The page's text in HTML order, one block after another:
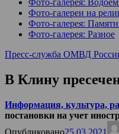
Фото-галерея:
Фото-галереи на
Фото-галерея:
Фото-галерея: Разное
Пресс-служба ОМВД
В Клину
Информация, культура,
постановки на учет
Опубликовано25.03.2021